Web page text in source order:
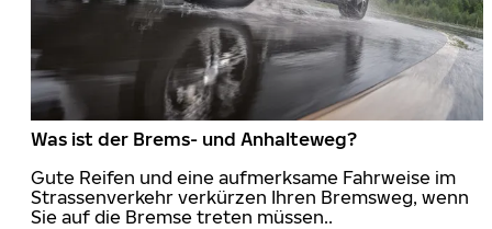
Was ist der Brems- und Anhalteweg?
Gute Reifen und eine aufmerksame Fahrweise im
Strassenverkehr verkürzen Ihren Bremsweg, wenn
Sie auf die Bremse treten müssen..